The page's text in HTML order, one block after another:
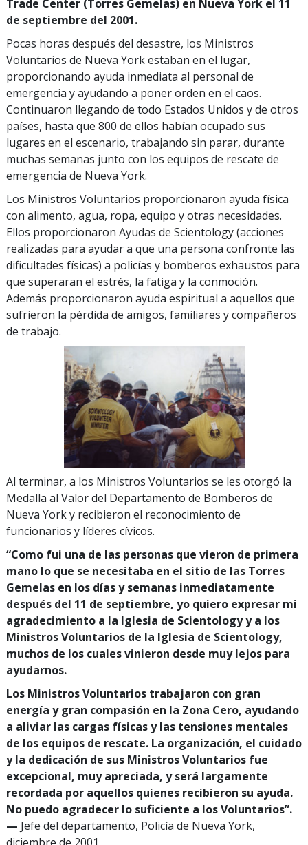
Trade Center (Torres Gemelas) en Nueva York el 11
de septiembre del 2001.
Pocas horas después del desastre, los Ministros
Voluntarios de Nueva York estaban en el lugar,
proporcionando ayuda inmediata al personal de
emergencia y ayudando a poner orden en el caos.
Continuaron llegando de todo Estados Unidos y de otros
países, hasta que 800 de ellos habían ocupado sus
lugares en el escenario, trabajando sin parar, durante
muchas semanas junto con los equipos de rescate de
emergencia de Nueva York.
Los Ministros Voluntarios proporcionaron ayuda física
con alimento, agua, ropa, equipo y otras necesidades.
Ellos proporcionaron Ayudas de Scientology (acciones
realizadas para ayudar a que una persona confronte las
dificultades físicas) a policías y bomberos exhaustos para
que superaran el estrés, la fatiga y la conmoción.
Además proporcionaron ayuda espiritual a aquellos que
sufrieron la pérdida de amigos, familiares y compañeros
de trabajo.
Al terminar, a los Ministros Voluntarios se les otorgó la
Medalla al Valor del Departamento de Bomberos de
Nueva York y recibieron el reconocimiento de
funcionarios y líderes cívicos.
“Como fui una de las personas que vieron de primera
mano lo que se necesitaba en el sitio de las Torres
Gemelas en los días y semanas inmediatamente
después del 11 de septiembre, yo quiero expresar mi
agradecimiento a la Iglesia de Scientology y a los
Ministros Voluntarios de la Iglesia de Scientology,
muchos de los cuales vinieron desde muy lejos para
ayudarnos.
Los Ministros Voluntarios trabajaron con gran
energía y gran compasión en la Zona Cero, ayudando
a aliviar las cargas físicas y las tensiones mentales
de los equipos de rescate. La organización, el cuidado
y la dedicación de sus Ministros Voluntarios fue
excepcional, muy apreciada, y será largamente
recordada por aquellos quienes recibieron su ayuda.
No puedo agradecer lo suficiente a los Voluntarios”.
— Jefe del departamento, Policía de Nueva York,